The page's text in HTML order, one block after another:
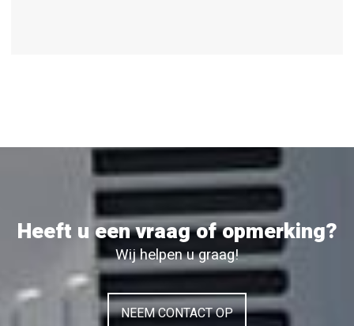
Heeft u een vraag of opmerking?
Wij helpen u graag!
NEEM CONTACT OP